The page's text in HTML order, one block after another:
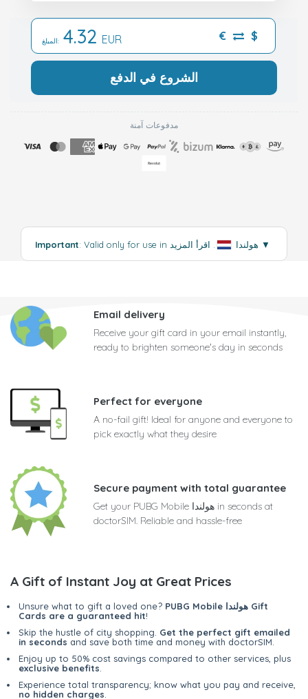
المبلغ: 4.32 EUR € $
الشروع في الدفع
مدفوعات آمنة
Important : Valid only for use in هولندا ▼
Email delivery
Receive your gift card in your email instantly,
ready to brighten someone's day in seconds
Perfect for everyone
A no-fail gift! Ideal for anyone and everyone to
pick exactly what they desire
Secure payment with total guarantee
Get your PUBG Mobile هولندا in seconds at
doctorSIM. Reliable and hassle-free
A Gift of Instant Joy at Great Prices
Unsure what to gift a loved one? PUBG Mobile هولندا Gift
Cards are a guaranteed hit!
Skip the hustle of city shopping. Get the perfect gift emailed
in seconds and save both time and money with doctorSIM.
Enjoy up to 50% cost savings compared to other services, plus
exclusive benefits
Experience total transparency; know what you pay and receive,
no hidden charges